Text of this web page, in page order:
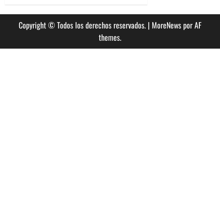
Copyright © Todos los derechos reservados. | MoreNewspor AF
themes.